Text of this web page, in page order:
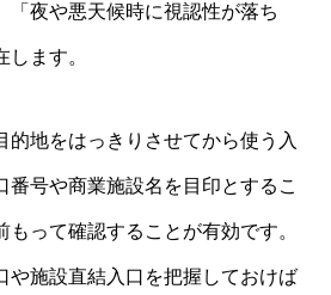
「夜や悪天候時に視認性が落ち
ます。
的地をはっきりさせてから使う入
番号や商業施設名を目印とするこ
もって確認することが有効です。
や施設直結入口を把握しておけば